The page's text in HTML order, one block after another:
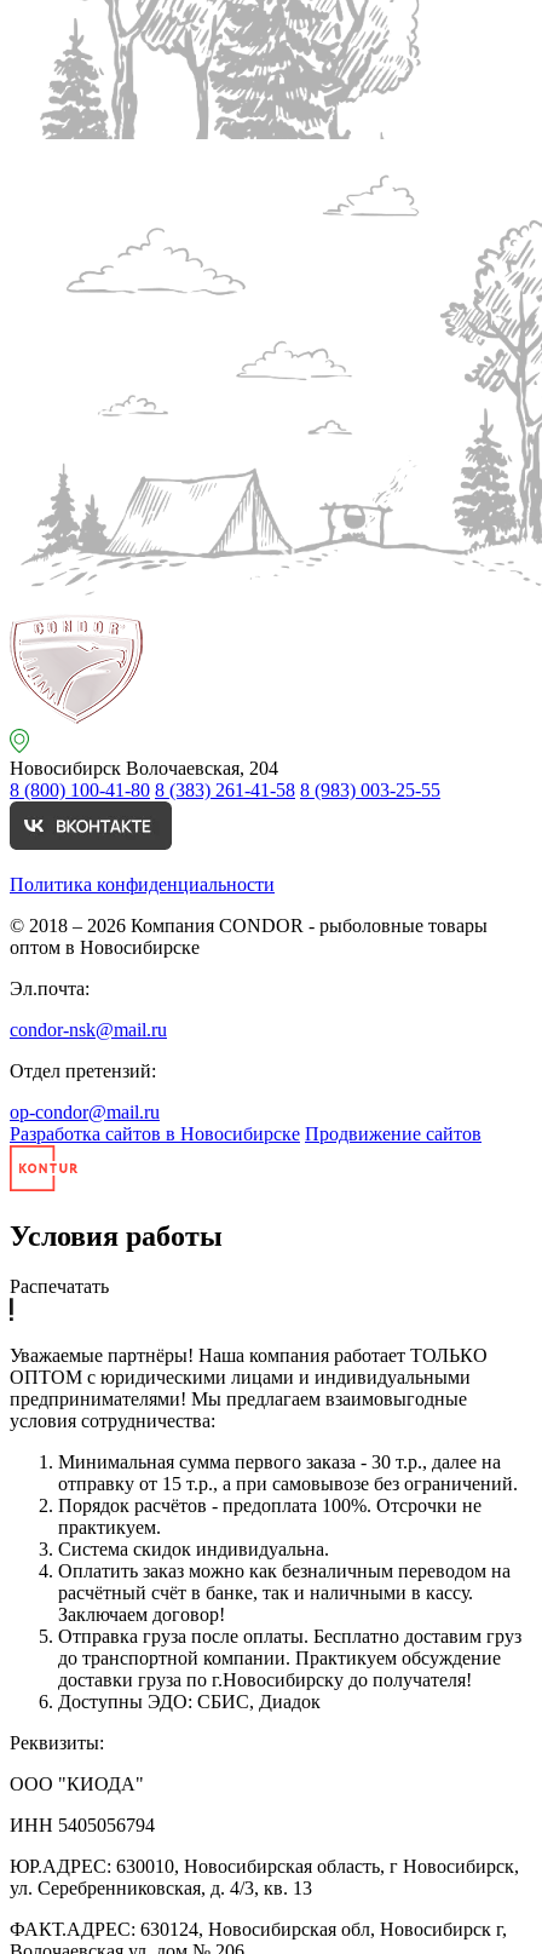
Новосибирск Волочаевская, 204
8 (800) 100-41-80 8 (383) 261-41-58 8 (983) 003-25-55
Политика конфиденциальности
© 2018 – 2026 Компания CONDOR - рыболовные товары
оптом в Новосибирске
Эл.почта:
condor-nsk@mail.ru
Отдел претензий:
op-condor@mail.ru
Разработка сайтов в Новосибирске Продвижение сайтов
Условия работы
Распечатать
Уважаемые партнёры! Наша компания работает ТОЛЬКО
ОПТОМ с юридическими лицами и индивидуальными
предпринимателями! Мы предлагаем взаимовыгодные
условия сотрудничества:
Минимальная сумма первого заказа - 30 т.р., далее на
отправку от 15 т.р., а при самовывозе без ограничений.
Порядок расчётов - предоплата 100%. Отсрочки не
практикуем.
Система скидок индивидуальна.
Оплатить заказ можно как безналичным переводом на
расчётный счёт в банке, так и наличными в кассу.
Заключаем договор!
Отправка груза после оплаты. Бесплатно доставим груз
до транспортной компании. Практикуем обсуждение
доставки груза по г.Новосибирску до получателя!
Доступны ЭДО: СБИС, Диадок
Реквизиты:
ООО "КИОДА"
ИНН 5405056794
ЮР.АДРЕС: 630010, Новосибирская область, г Новосибирск,
ул. Серебренниковская, д. 4/3, кв. 13
ФАКТ.АДРЕС: 630124, Новосибирская обл, Новосибирск г,